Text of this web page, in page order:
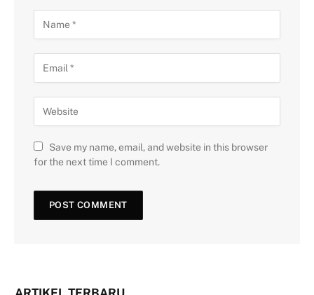
Save my name, email, and website in this browser
for the next time I comment.